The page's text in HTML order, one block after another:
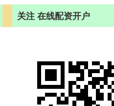
关注 在线配资开户